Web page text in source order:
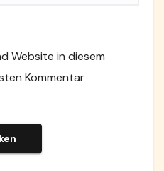
Website in diesem
Kommentar